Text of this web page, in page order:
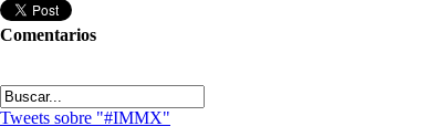
Comentarios
Tweets sobre "#IMMX"